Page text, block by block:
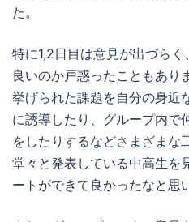
た。
特に1,2日目は意見が出づら
良いのか戸惑ったこともあり
挙げられた課題を自分の身近
に誘導したり、グループ内で
をしたりするなどさまざまな
堂々と発表している中高生を
ートができて良かったなと思